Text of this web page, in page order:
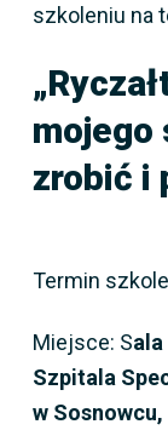
szkoleniu na
mojego
zrobić i
Termin
Miejsce: S
Szpitala
w